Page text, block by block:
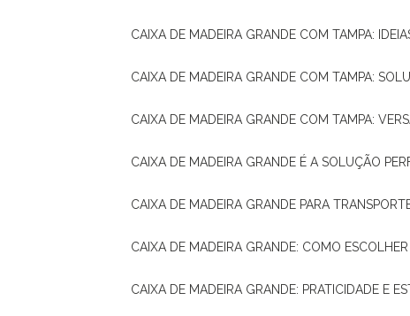
CAIXA DE MADEIRA GRANDE COM TAMPA:
CAIXA DE MADEIRA GRANDE COM TAMPA:
CAIXA DE MADEIRA GRANDE COM TAMPA:
CAIXA DE MADEIRA GRANDE É A SOLUÇÃO
CAIXA DE MADEIRA GRANDE PARA
CAIXA DE MADEIRA GRANDE: COMO
CAIXA DE MADEIRA GRANDE: PRATICIDADE E